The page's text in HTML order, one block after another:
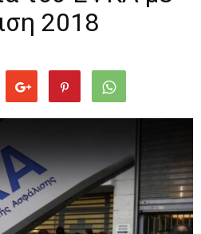
2018